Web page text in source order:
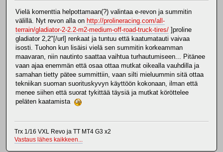
Vielä komenttia helpottamaan(?) valintaa e-revon ja summitin
välillä. Nyt revon alla on http://prolineracing.com/all-
terrain/gladiator-2-2.2-m2-medium-off-road-truck-tires/ ]proline
gladiator 2,2"[/url] renkaat ja tuntuu että kaatumatauti vaivaa
isosti. Tuohon kun lisäisi vielä sen summitin korkeamman
maavaran, niin nautinto saattaa vaihtua turhautumiseen... Pitänee
vaan ajaa enemmän että osaa ottaa mutkat oikealla vauhdilla ja
samahan tietty pätee summittiin, vaan silti mieluummin sitä ottaa
tekniikan suoman suorituskyvyn käyttöön kokonaan, ilman että
menee siihen että suorat tykittää täysiä ja mutkat köröttelee
peläten kaatamista
Trx 1/16 VXL Revo ja TT MT4 G3 x2
Vastaus lähes kaikkeen...